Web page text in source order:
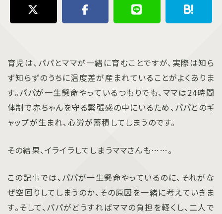
育児は、パパとママが一緒に育むことですが、実際は知ら
ず知らずのうちに温度差が産まれていることがよくありま
す。パパが一生懸命やっているつもりでも、ママは24時間
体制で赤ちゃんを守る緊張感の中にいるため、パパとのギ
ャップが生まれ、心労が蓄積してしまうのです。
その結果、イライラしてしまうママさんも……。
この記事では、パパが一生懸命やっているのに、それがな
ぜ空回りしてしまうのか、その原因を一緒に考えていきま
す。そして、パパがどうすればママの負担を軽くし、二人で